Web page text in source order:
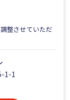
整させていただ
1-1